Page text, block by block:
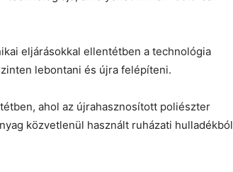
eljárásokkal ellentétben a technológia
lebontani és újra felépíteni.
ahol az újrahasznosított poliészter
közvetlenül használt ruházati hulladékból